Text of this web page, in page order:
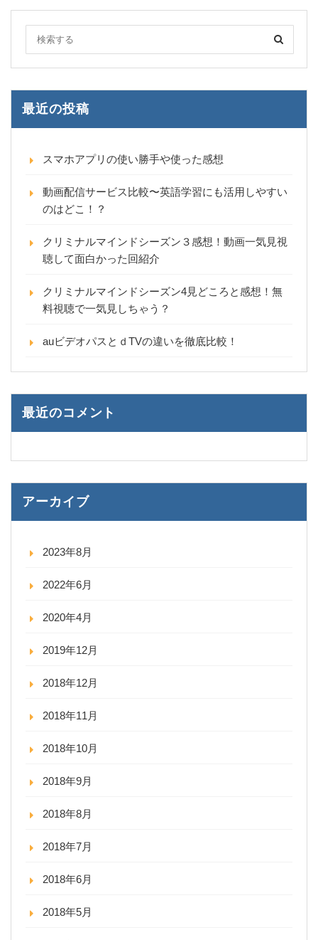
最近の投稿
スマホアプリの使い勝手や使った感想
動画配信サービス比較〜英語学習にも活用しやすい
のはどこ！？
クリミナルマインドシーズン３感想！動画一気見視
聴して面白かった回紹介
クリミナルマインドシーズン4見どころと感想！無
料視聴で一気見しちゃう？
auビデオパスとｄTVの違いを徹底比較！
最近のコメント
アーカイブ
2023年8月
2022年6月
2020年4月
2019年12月
2018年12月
2018年11月
2018年10月
2018年9月
2018年8月
2018年7月
2018年6月
2018年5月